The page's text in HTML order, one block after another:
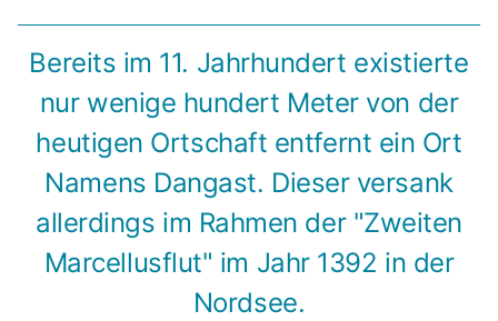
Bereits im 11. Jahrhundert existierte
nur wenige hundert Meter von der
heutigen Ortschaft entfernt ein Ort
Namens Dangast. Dieser versank
allerdings im Rahmen der "Zweiten
Marcellusflut" im Jahr 1392 in der
Nordsee.